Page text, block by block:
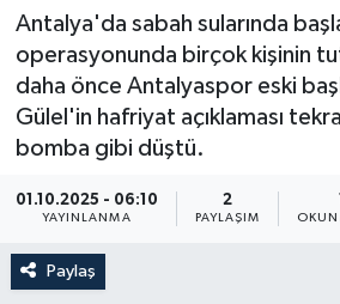
Antalya'da sabah sularında
operasyonunda birçok kişinin
daha önce Antalyaspor eski
Gülel'in hafriyat açıklaması
bomba gibi düştü.
01.10.2025 - 06:10
YAYINLANMA
2
PAYLAŞIM
Paylaş
Genel
Görüntülü Haber
Kültür & Sanat
Magazin
Son Dakika Haberleri
Haber Arşivi